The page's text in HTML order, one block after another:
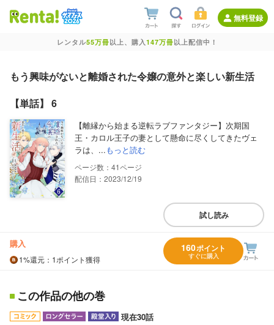
無料登録
レンタル55万冊以上、購入147万冊以上配信中！
もう興味がないと離婚された令嬢の意外と楽しい新生活
【単話】 6
【離縁から始まる逆転ラブファンタジー】次期国
王・カロル王子の妻として懸命に尽くしてきたヴェ
ラは、...もっと読む
41
配信日：2023/12/19
試し読み
購入
1%還元 ：1ポイント獲得
160ポイント
すぐに購入
この作品の他の巻
現在30話